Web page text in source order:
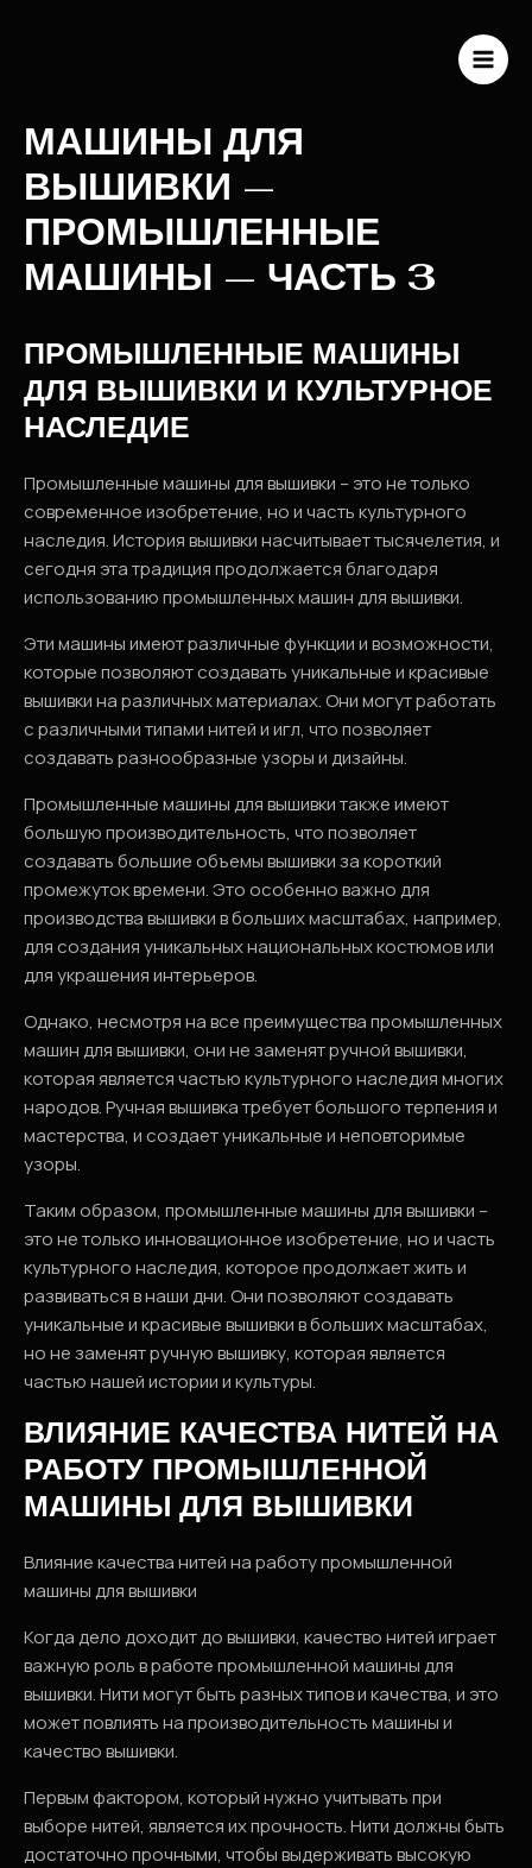
МАШИНЫ ДЛЯ
ВЫШИВКИ —
ПРОМЫШЛЕННЫЕ
МАШИНЫ — ЧАСТЬ 3
ПРОМЫШЛЕННЫЕ МАШИНЫ
ДЛЯ ВЫШИВКИ И КУЛЬТУРНОЕ
НАСЛЕДИЕ
Промышленные машины для вышивки – это не только
современное изобретение, но и часть культурного
наследия. История вышивки насчитывает тысячелетия, и
сегодня эта традиция продолжается благодаря
использованию промышленных машин для вышивки.
Эти машины имеют различные функции и возможности,
которые позволяют создавать уникальные и красивые
вышивки на различных материалах. Они могут работать
с различными типами нитей и игл, что позволяет
создавать разнообразные узоры и дизайны.
Промышленные машины для вышивки также имеют
большую производительность, что позволяет
создавать большие объемы вышивки за короткий
промежуток времени. Это особенно важно для
производства вышивки в больших масштабах, например,
для создания уникальных национальных костюмов или
для украшения интерьеров.
Однако, несмотря на все преимущества промышленных
машин для вышивки, они не заменят ручной вышивки,
которая является частью культурного наследия многих
народов. Ручная вышивка требует большого терпения и
мастерства, и создает уникальные и неповторимые
узоры.
Таким образом, промышленные машины для вышивки –
это не только инновационное изобретение, но и часть
культурного наследия, которое продолжает жить и
развиваться в наши дни. Они позволяют создавать
уникальные и красивые вышивки в больших масштабах,
но не заменят ручную вышивку, которая является
частью нашей истории и культуры.
ВЛИЯНИЕ КАЧЕСТВА НИТЕЙ НА
РАБОТУ ПРОМЫШЛЕННОЙ
МАШИНЫ ДЛЯ ВЫШИВКИ
Влияние качества нитей на работу промышленной
машины для вышивки
Когда дело доходит до вышивки, качество нитей играет
важную роль в работе промышленной машины для
вышивки. Нити могут быть разных типов и качества, и это
может повлиять на производительность машины и
качество вышивки.
Первым фактором, который нужно учитывать при
выборе нитей, является их прочность. Нити должны быть
достаточно прочными, чтобы выдерживать высокую